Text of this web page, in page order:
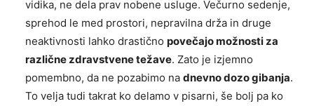
vidika, ne dela prav nobene usluge. Večurno sedenje,
sprehod le med prostori, nepravilna drža in druge
neaktivnosti lahko drastično povečajo možnosti za
različne zdravstvene težave. Zato je izjemno
pomembno, da ne pozabimo na dnevno dozo gibanja.
To velja tudi takrat ko delamo v pisarni, še bolj pa ko